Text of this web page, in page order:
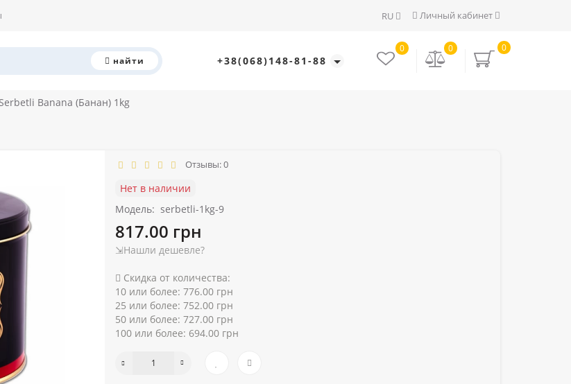
Личный кабинет
RU
найти +38(068)148-81-88
0
0
0
Banana (Банан) 1kg
Отзывы: 0
Нет в наличии
Модель: serbetli-1kg-9
817.00 грн
⇲Нашли дешевле?
Скидка от количества:
10 или более: 776.00 грн
25 или более: 752.00 грн
50 или более: 727.00 грн
100 или более: 694.00 грн